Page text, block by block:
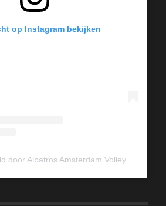
op Instagram bekijken
Een bericht gedeeld door Albatros Amsterdam Volleybal (@albavolley)